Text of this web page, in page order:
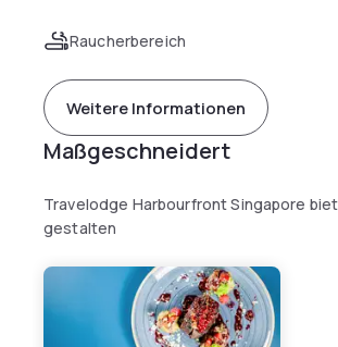
Raucherbereich
Weitere Informationen
Maßgeschneidert
Travelodge Harbourfront Singapore
gestalten